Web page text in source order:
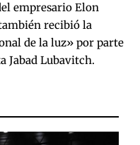
empresario Elon
recibió la
de la luz» por parte
Jabad Lubavitch.